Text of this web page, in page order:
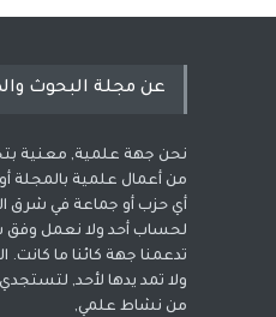
عن مجلة البحوث
نحن جهة علمية, معنية
من أعمال علمية بالمجلة
أي حزب أو جماعة في شرق
لحساب أحد ولا نعمل وفق
تدعمنا جهة كائنا ما كانت.
ولا تمد يدها لأحد,
من نشاط علمي,